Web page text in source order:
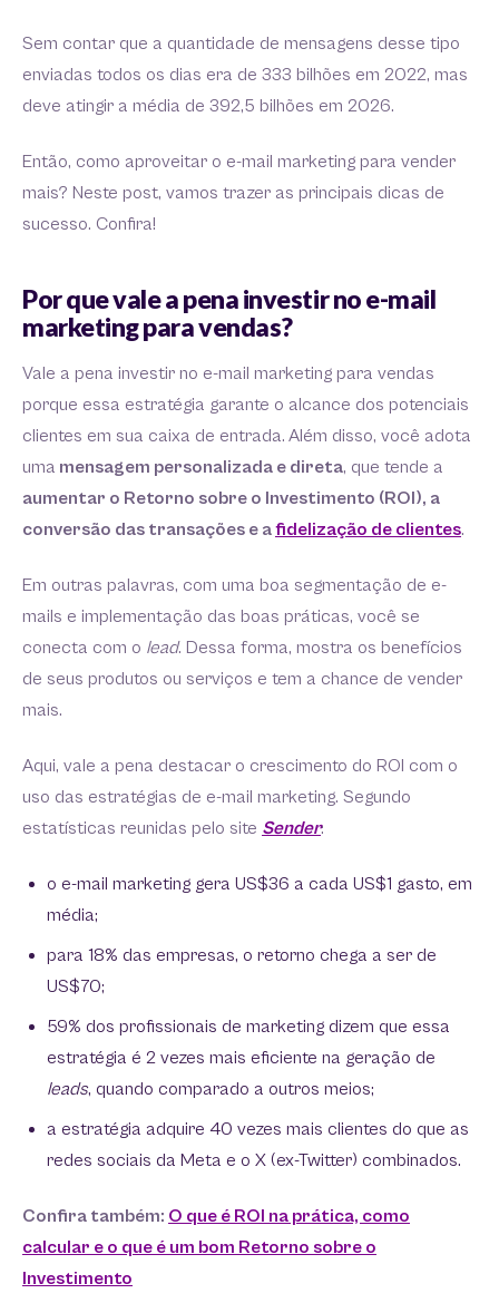
Sem contar que a quantidade de mensagens desse tipo
enviadas todos os dias era de 333 bilhões em 2022, mas
deve atingir a média de 392,5 bilhões em 2026.
Então, como aproveitar o e-mail marketing para vender
mais? Neste post, vamos trazer as principais dicas de
sucesso. Confira!
Por que vale a pena investir no e-mail
marketing para vendas?
Vale a pena investir no e-mail marketing para vendas
porque essa estratégia garante o alcance dos potenciais
clientes em sua caixa de entrada. Além disso, você adota
uma mensagem personalizada e direta, que tende a
aumentar o Retorno sobre o Investimento (ROI), a
conversão das transações e afidelização de clientes.
Em outras palavras, com uma boa segmentação de e-
mails e implementação das boas práticas, você se
conecta com o lead. Dessa forma, mostra os benefícios
de seus produtos ou serviços e tem a chance de vender
mais.
Aqui, vale a pena destacar o crescimento do ROI com o
uso das estratégias de e-mail marketing. Segundo
estatísticas reunidas pelo site Sender:
o e-mail marketing gera US$36 a cada US$1 gasto, em
média;
para 18% das empresas, o retorno chega a ser de
US$70;
59% dos profissionais de marketing dizem que essa
estratégia é 2 vezes mais eficiente na geração de
leads, quando comparado a outros meios;
a estratégia adquire 40 vezes mais clientes do que as
redes sociais da Meta e o X (ex-Twitter) combinados.
Confira também: O que é ROI na prática, como
calcular e o que é um bom Retorno sobre o
Investimento